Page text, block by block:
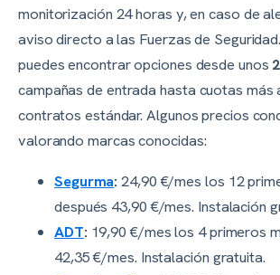
monitorización 24 horas y, en caso de
aviso directo a las Fuerzas de
puedes encontrar opciones desde unos
campañas de entrada hasta cuotas más
contratos estándar. Algunos precios
valorando marcas conocidas:
Segurma: 24,90 €/mes los 12
después 43,90 €/mes. Instalación
ADT: 19,90 €/mes los 4 primeros
42,35 €/mes. Instalación gratuita.